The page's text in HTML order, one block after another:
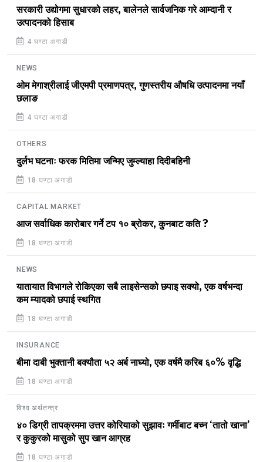
सरकारी उद्योगमा सुधारको लहर, बालेनले सार्वजनिक गरे आम्दानी र
उत्पादनको हिसाब
4 घण्टा अगाडी
NEWS
ओम मेगाश्रीलाई जीएमपी प्रमाणपत्र, गुणस्तरीय औषधि उत्पादनमा नयाँ
छलाङ
4 घण्टा अगाडी
OTHERS
दुर्लभ घटनाः फरक मितिमा जन्मिए जुम्ल्याहा दिदीबहिनी
18 घण्टा अगाडी
CAPITAL MARKET
आज सर्वाधिक कारोबार गर्ने टप १० ब्रोकर, कुनबाट कति ?
18 घण्टा अगाडी
NEWS
यातायात विभागले रोकिएका सबै लाइसेन्सको छपाइ सक्यो, एक वर्षभन्दा
कम म्यादको छपाई स्थगित
18 घण्टा अगाडी
INSURANCE
बीमा दाबी भुक्तानी बक्यौता ५२ अर्ब नाघ्यो, एक वर्षमै करिब ६०% वृद्धि
18 घण्टा अगाडी
विश्व अर्थतन्त्र
४० डिग्री तापक्रममा उत्तर कोरियाको सुझावः गर्मीबाट बच्न ‘तातो खाना’
र कुकुरको मासुको सुप खान आग्रह
18 घण्टा अगाडी